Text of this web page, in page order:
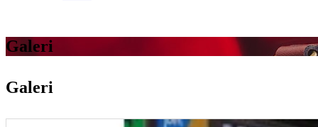
Galeri
Galeri